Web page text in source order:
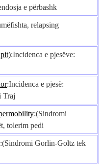
e përbashk
relapsing
:Incidenca e pjesëve:
:Incidenca e pjesë:
:(Sindromi
tolerim pedi
:(Sindromi Gorlin-Goltz tek